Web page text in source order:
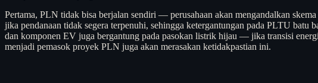
Pertama, PLN tidak bisa berjalan sendiri — perusahaan akan mengandalkan
jika pendanaan tidak segera terpenuhi, sehingga ketergantungan pada PLTU
dan komponen EV juga bergantung pada pasokan listrik hijau — jika transisi
menjadi pemasok proyek PLN juga akan merasakan ketidakpastian ini.